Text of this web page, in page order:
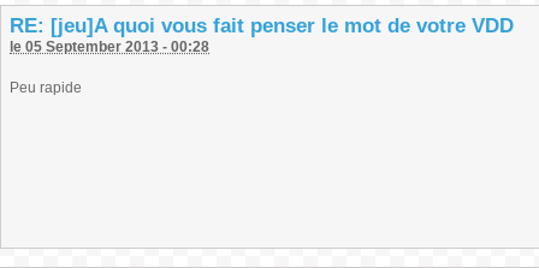
RE: [jeu]A quoi vous fait penser le mot de votre VDD
le 05 September 2013 - 00:28
Peu rapide